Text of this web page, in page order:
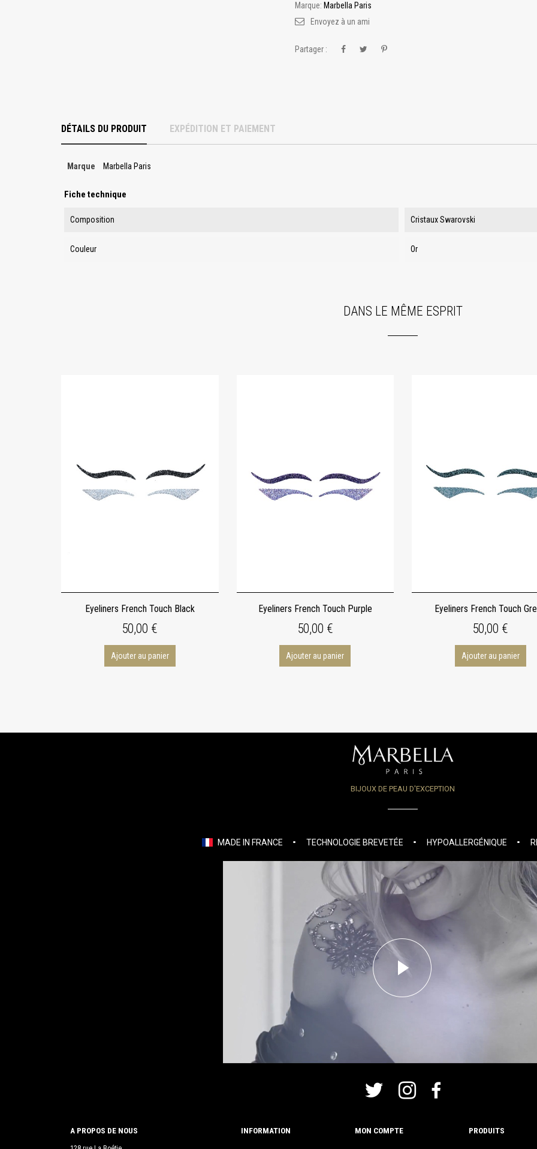
Marque: Marbella Paris
Envoyez à un ami
Partager :
DÉTAILS DU PRODUIT EXPÉDITION ET PAIEMENT
Marque Marbella Paris
Fiche technique
Composition Cristaux Swarovski
Couleur Or
DANS LE MÊME ESPRIT
Eyeliners French Touch Black
50,00 €
Ajouter au panier
Eyeliners French Touch Purple
50,00 €
Ajouter au panier
Eyeliners French Touch
50,00 €
Ajouter au panier
BIJOUX DE PEAU D'EXCEPTION
MADE IN FRANCE TECHNOLOGIE BREVETÉE HYPOALLERGÉNIQUE
A PROPOS DE NOUS INFORMATION MON COMPTE PRODUITS